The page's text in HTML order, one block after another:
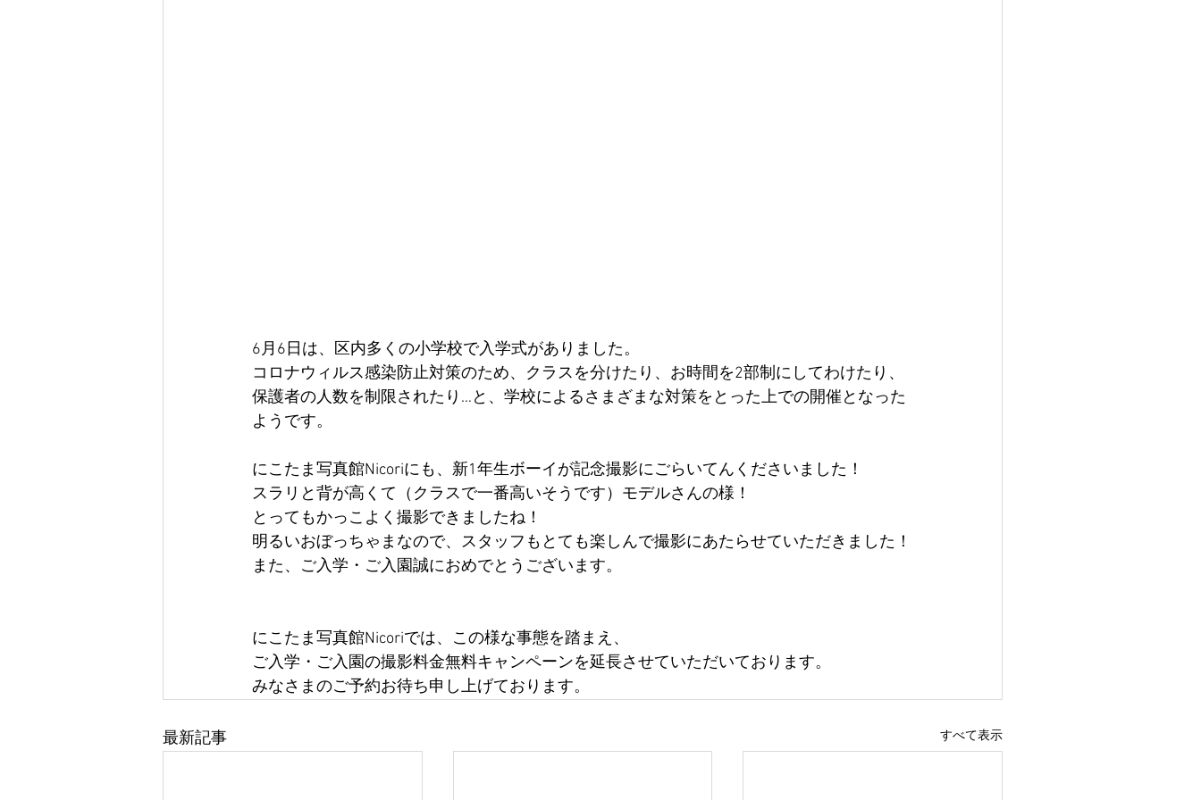
6月6日は、区内多くの小学校で入学式がありました。
コロナウィルス感染防止対策のため、クラスを分けたり、お時間を2部制にしてわけたり、
保護者の人数を制限されたり…と、学校によるさまざまな対策をとった上での開催となった
ようです。
にこたま写真館Nicoriにも、新1年生ボーイが記念撮影にごらいてんくださいました！
スラリと背が高くて（クラスで一番高いそうです）モデルさんの様！
とってもかっこよく撮影できましたね！
明るいおぼっちゃまなので、スタッフもとても楽しんで撮影にあたらせていただきました！
また、ご入学・ご入園誠におめでとうございます。
にこたま写真館Nicoriでは、この様な事態を踏まえ、
ご入学・ご入園の撮影料金無料キャンペーンを延長させていただいております。
みなさまのご予約お待ち申し上げております。
最新記事 すべて表示